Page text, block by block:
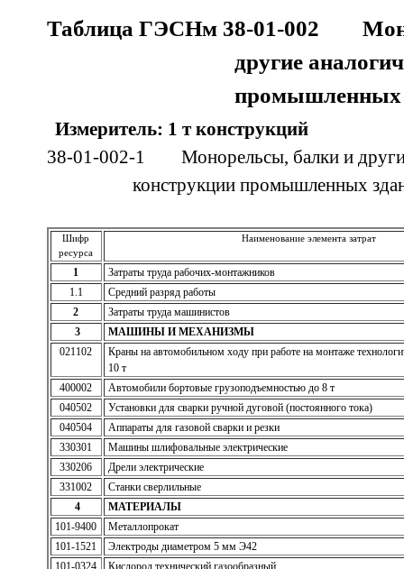
Таблица ГЭСНм 38-01-002
другие
промышленных
Измеритель: 1 т конструкций
38-01-002-1 Монорельсы, балки и
конструкции промышленных
Шифр
ресурса
Наименование элемента затрат
1
Затраты труда рабочих-монтажников
1.1
Средний разряд работы
2
Затраты труда машинистов
3
МАШИНЫ И МЕХАНИЗМЫ
021102
Краны на автомобильном ходу при работе на монтаже
10 т
400002
Автомобили бортовые грузоподъемностью до 8 т
040502
Установки для сварки ручной дуговой (постоянного тока)
040504
Аппараты для газовой сварки и резки
330301
Машины шлифовальные электрические
330206
Дрели электрические
331002
Станки сверлильные
4
МАТЕРИАЛЫ
101-9400
Металлопрокат
101-1521
Электроды диаметром 5 мм Э42
101-0324
Кислород технический газообразный